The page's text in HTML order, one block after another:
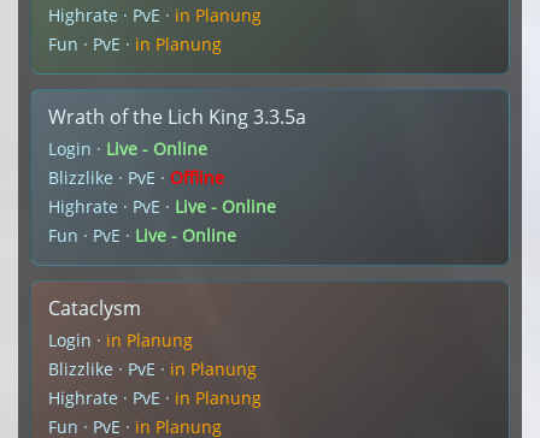
Highrate · PvE · in Planung
Fun · PvE · in Planung
Wrath of the Lich King 3.3.5a
Login · Live - Online
Blizzlike · PvE · Offline
Highrate · PvE · Live - Online
Fun · PvE · Live - Online
Cataclysm
Login · in Planung
Blizzlike · PvE · in Planung
Highrate · PvE · in Planung
Fun · PvE · in Planung